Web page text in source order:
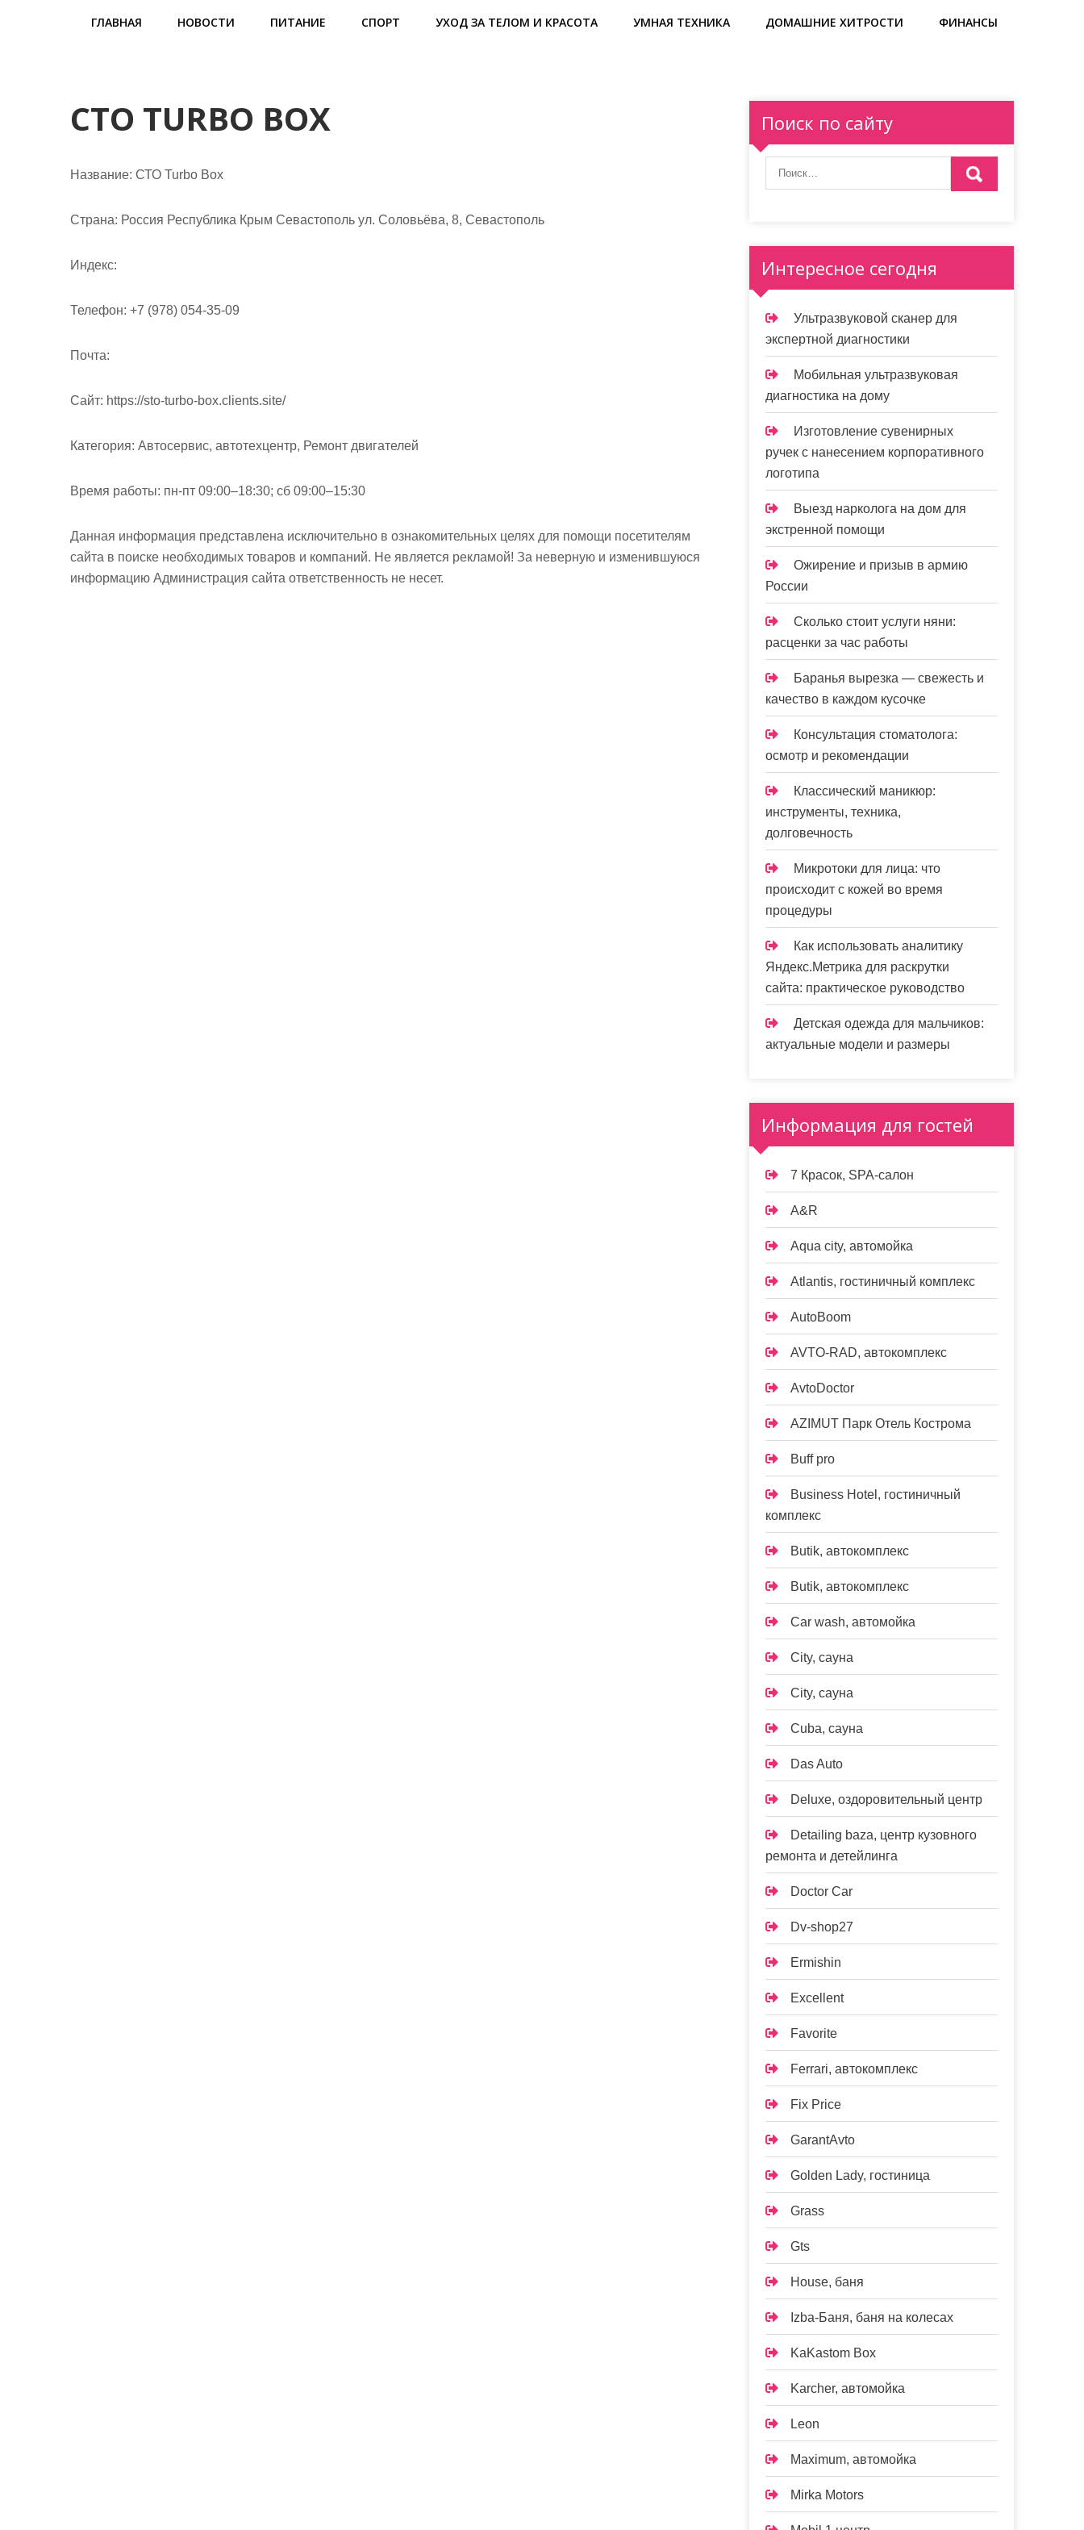
ГЛАВНАЯ НОВОСТИ ПИТАНИЕ СПОРТ УХОД ЗА ТЕЛОМ И КРАСОТА УМНАЯ ТЕХНИКА ДОМАШНИЕ ХИТРОСТИ ФИНАНСЫ
СТО TURBO BOX
Название: СТО Turbo Box
Страна: Россия Республика Крым Севастополь ул. Соловьёва, 8, Севастополь
Индекс:
Телефон: +7 (978) 054-35-09
Почта:
Cайт: https://sto-turbo-box.clients.site/
Категория: Автосервис, автотехцентр, Ремонт двигателей
Время работы: пн-пт 09:00–18:30; сб 09:00–15:30
Данная информация представлена исключительно в ознакомительных целях для помощи посетителям
сайта в поиске необходимых товаров и компаний. Не является рекламой! За неверную и изменившуюся
информацию Администрация сайта ответственность не несет.
Поиск по сайту
Интересное сегодня
Ультразвуковой сканер для
экспертной диагностики
Мобильная ультразвуковая
диагностика на дому
Изготовление сувенирных
ручек с нанесением корпоративного
логотипа
Выезд нарколога на дом для
экстренной помощи
Ожирение и призыв в армию
России
Сколько стоит услуги няни:
расценки за час работы
Баранья вырезка — свежесть и
качество в каждом кусочке
Консультация стоматолога:
осмотр и рекомендации
Классический маникюр:
инструменты, техника,
долговечность
Микротоки для лица: что
происходит с кожей во время
процедуры
Как использовать аналитику
Яндекс.Метрика для раскрутки
сайта: практическое руководство
Детская одежда для мальчиков:
актуальные модели и размеры
Информация для гостей
7 Красок, SPA-салон
A&R
Aqua city, автомойка
Atlantis, гостиничный комплекс
AutoBoom
AVTO-RAD, автокомплекс
AvtoDoctor
AZIMUT Парк Отель Кострома
Buff pro
Business Hotel, гостиничный
комплекс
Butik, автокомплекс
Butik, автокомплекс
Car wash, автомойка
City, сауна
City, сауна
Cuba, сауна
Das Auto
Deluxe, оздоровительный центр
Detailing baza, центр кузовного
ремонта и детейлинга
Doctor Car
Dv-shop27
Ermishin
Excellent
Favorite
Ferrari, автокомплекс
Fix Price
GarantAvto
Golden Lady, гостиница
Grass
Gts
House, баня
Izba-Баня, баня на колесах
KaKastom Box
Karcher, автомойка
Leon
Maximum, автомойка
Mirka Motors